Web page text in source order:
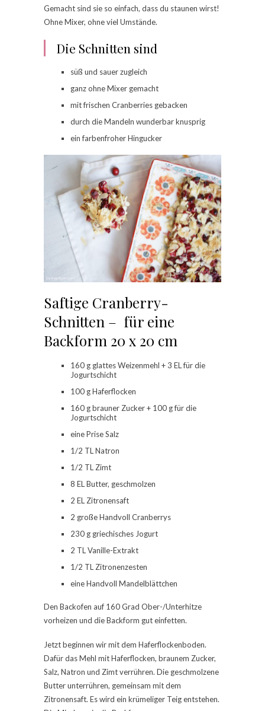
Gemacht sind sie so einfach, dass du staunen wirst!
Ohne Mixer, ohne viel Umstände.
Die Schnitten sind
süß und sauer zugleich
ganz ohne Mixer gemacht
mit frischen Cranberries gebacken
durch die Mandeln wunderbar knusprig
ein farbenfroher Hingucker
Saftige Cranberry-
Schnitten – für eine
Backform 20 x 20 cm
160 g glattes Weizenmehl + 3 EL für die
Jogurtschicht
100 g Haferflocken
160 g brauner Zucker + 100 g für die
Jogurtschicht
eine Prise Salz
1/2 TL Natron
1/2 TL Zimt
8 EL Butter, geschmolzen
2 EL Zitronensaft
2 große Handvoll Cranberrys
230 g griechisches Jogurt
2 TL Vanille-Extrakt
1/2 TL Zitronenzesten
eine Handvoll Mandelblättchen
Den Backofen auf 160 Grad Ober-/Unterhitze
vorheizen und die Backform gut einfetten.
Jetzt beginnen wir mit dem Haferflockenboden.
Dafür das Mehl mit Haferflocken, braunem Zucker,
Salz, Natron und Zimt verrühren. Die geschmolzene
Butter unterrühren, gemeinsam mit dem
Zitronensaft. Es wird ein krümeliger Teig entstehen.